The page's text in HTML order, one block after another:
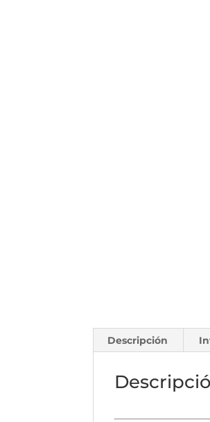
Descripción